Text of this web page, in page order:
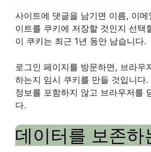
사이트에 댓글을 남기면 이름, 이
이트를 쿠키에 저장할 것인지 선택
이 쿠키는 최근 1년 동안 남습니다.
로그인 페이지를 방문하면, 브라우
하는지 임시 쿠키를 만들 것입니다.
정보를 포함하지 않고 브라우저를
다.
데이터를 보존하